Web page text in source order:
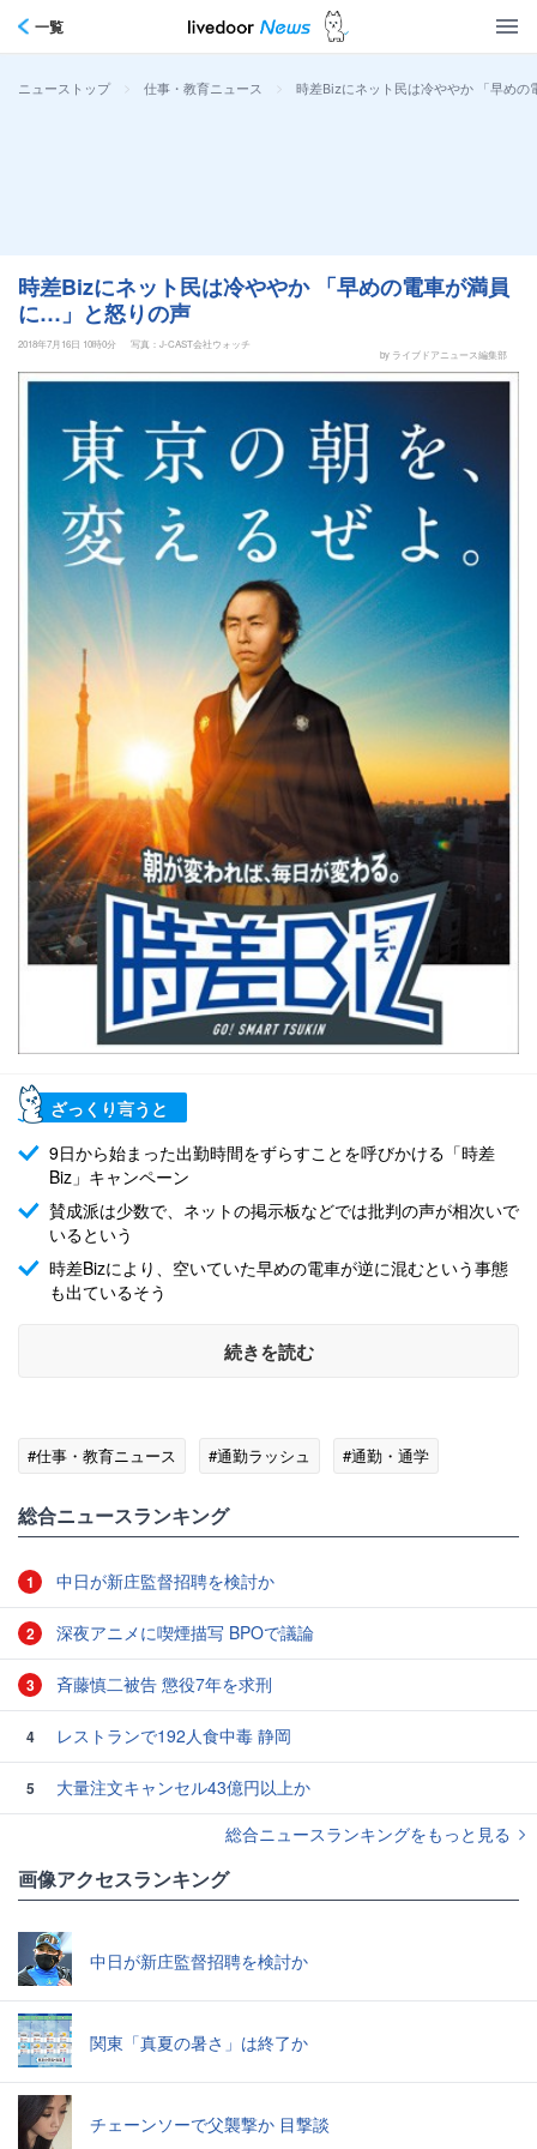
一覧
ニューストップ > 仕事・教育ニュース > 時差Bizにネット民は冷ややか 「早め
時差Bizにネット民は冷ややか 「早めの電車が満員
に…」と怒りの声
2018年7月16日 10時0分
写真：J-CAST会社ウォッチ
by ライブドアニュース編集部
ざっくり言うと
9日から始まった出勤時間をずらすことを呼びかける「時差
Biz」キャンペーン
賛成派は少数で、ネットの掲示板などでは批判の声が相次いで
いるという
時差Bizにより、空いていた早めの電車が逆に混むという事態
も出ているそう
続きを読む
#仕事・教育ニュース #通勤ラッシュ #通勤・通学
総合ニュースランキング
1 中日が新庄監督招聘を検討か
2 深夜アニメに喫煙描写 BPOで議論
3 斉藤慎二被告 懲役7年を求刑
4 レストランで192人食中毒 静岡
5
大量注文キャンセル43億円以上か
総合ニュースランキングをもっと見る
画像アクセスランキング
中日が新庄監督招聘を検討か
関東「真夏の暑さ」は終了か
チェーンソーで父襲撃か 目撃談